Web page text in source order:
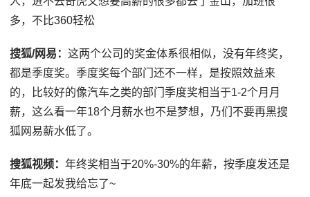
多，不比360轻松
搜狐/网易：这两个公司的奖金体系很相似，没有年终奖，
都是季度奖。季度奖每个部门还不一样，是按照效益来
的，比较好的像汽车之类的部门季度奖相当于1-2个月月
薪，这么看一年18个月薪水也不是梦想，乃们不要再黑搜
狐网易薪水低了。
搜狐视频：年终奖相当于20%-30%的年薪，按季度发还是
年底一起发我给忘了~